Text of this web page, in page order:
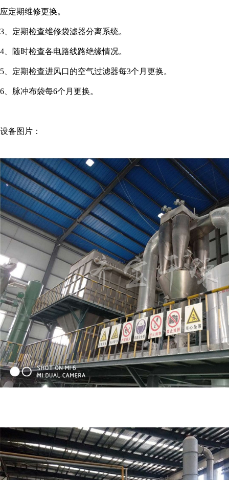
应定期维修更换。
3、定期检查维修袋滤器分离系统。
4、随时检查各电路线路绝缘情况。
5、定期检查进风口的空气过滤器每3个月更换。
6、脉冲布袋每6个月更换。
设备图片：